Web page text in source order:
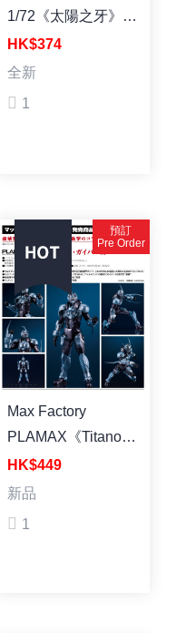
1/72《太陽之牙》
COMBAT ARMORS
MAX19 Abitate
HK$374
全新
1
預訂
Pre Order
Max Factory
PLAMAX《Titanomachia》
x《強殖裝甲
GUYVER》Gale
HK$449
新品
1